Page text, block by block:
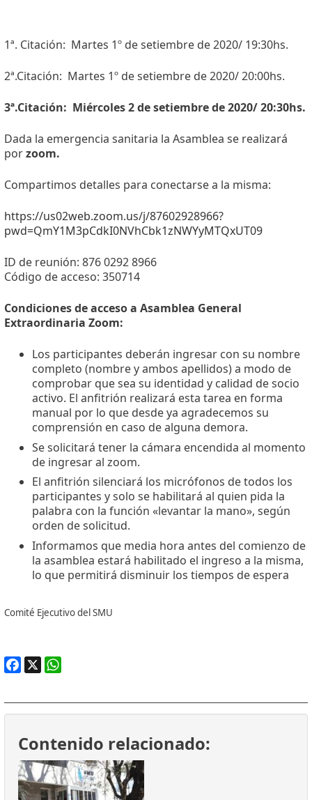
1ª. Citación: Martes 1º de setiembre de 2020/ 19:30hs.
2ª.Citación: Martes 1º de setiembre de 2020/ 20:00hs.
3ª.Citación: Miércoles 2 de setiembre de 2020/ 20:30hs.
Dada la emergencia sanitaria la Asamblea se realizará
porzoom.
Compartimos detalles para conectarse a la misma:
https://us02web.zoom.us/j/87602928966?
pwd=QmY1M3pCdkI0NVhCbk1zNWYyMTQxUT09
ID de reunión: 876 0292 8966
Código de acceso: 350714
Condiciones de acceso a Asamblea General
Extraordinaria Zoom:
Los participantes deberán ingresar con su nombre
completo (nombre y ambos apellidos) a modo de
comprobar que sea su identidad y calidad de socio
activo. El anfitrión realizará esta tarea en forma
manual por lo que desde ya agradecemos su
comprensión en caso de alguna demora.
Se solicitará tener la cámara encendida al momento
de ingresar al zoom.
El anfitrión silenciará los micrófonos de todos los
participantes y solo se habilitará al quien pida la
palabra con la función «levantar la mano», según
orden de solicitud.
Informamos que media hora antes del comienzo de
la asamblea estará habilitado el ingreso a la misma,
lo que permitirá disminuir los tiempos de espera
Comité Ejecutivo del SMU
Contenido relacionado: